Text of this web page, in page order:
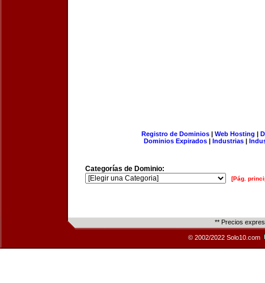
Registro de Dominios| Web Hosting |
Dominios Expirados | Industrias |
Categorías de Dominio:
[Pág.
** Precios
© 2002/2022 Solo10.com